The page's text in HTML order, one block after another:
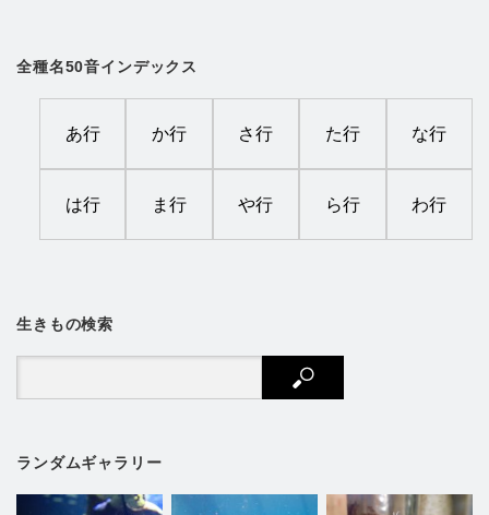
全種名50音インデックス
あ行 か行 さ行 た行 な行
は行 ま行 や行 ら行 わ行
生きもの検索
ランダムギャラリー